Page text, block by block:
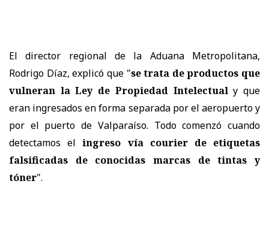
El director regional de la Aduana Metropolitana,
Rodrigo Díaz, explicó que "se trata de productos que
vulneran la Ley de Propiedad Intelectualy que
eran ingresados en forma separada por el aeropuerto y
por el puerto de Valparaíso. Todo comenzó cuando
detectamos elingreso vía courier de etiquetas
falsificadas de conocidas marcas de tintas y
tóner".